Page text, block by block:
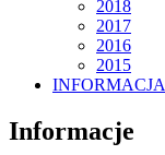
2018
2017
2016
2015
INFORMACJA
Informacje